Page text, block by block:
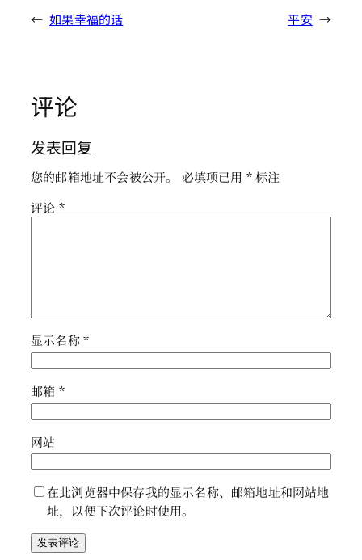
← 如果幸福的话 平安 →
评论
发表回复
您的邮箱地址不会被公开。 必填项已用 *标注
评论 *
显示名称*
邮箱 *
网站
在此浏览器中保存我的显示名称、邮箱地址和网站地
址，以便下次评论时使用。